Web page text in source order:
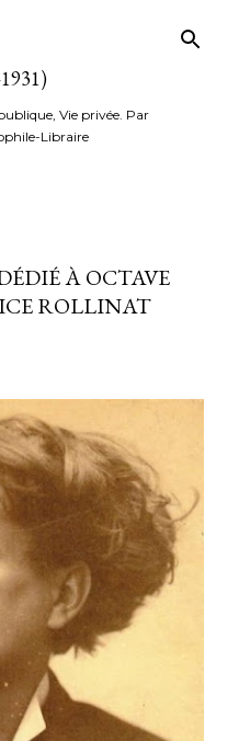
Vie privée. Par
Libraire
À OCTAVE
ROLLINAT